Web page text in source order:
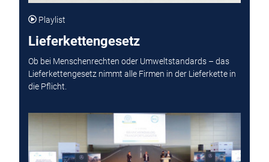
Playlist
Lieferkettengesetz
Ob bei Menschenrechten oder Umweltstandards – das
Lieferkettengesetz nimmt alle Firmen in der Lieferkette in
die Pflicht.